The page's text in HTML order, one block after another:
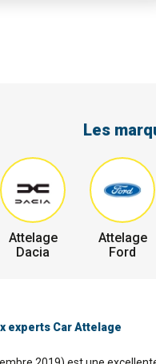
Les
Attelage
Dacia
Attelage
Ford
experts Car Attelage